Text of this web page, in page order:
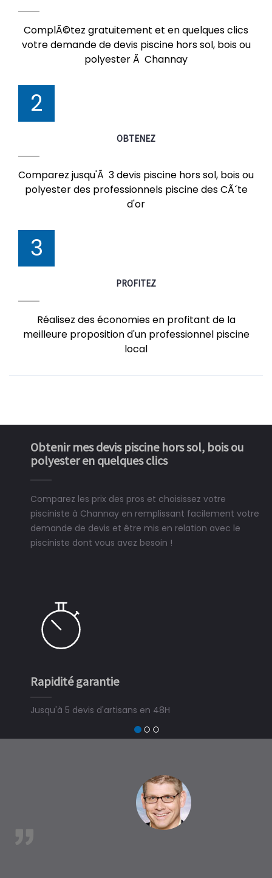
ComplÃ©tez gratuitement et en quelques clics
votre demande de devis piscine hors sol, bois ou
polyester Ã Channay
2
OBTENEZ
Comparez jusqu'Ã 3 devis piscine hors sol, bois ou
polyester des professionnels piscine des CÃ´te
d'or
3
PROFITEZ
Réalisez des économies en profitant de la
meilleure proposition d'un professionnel piscine
local
Obtenir mes devis piscine hors sol, bois ou
polyester en quelques clics
Comparez les prix des pros et choisissez votre
pisciniste à Channay en remplissant facilement votre
demande de devis et être mis en relation avec le
pisciniste dont vous avez besoin !
garantie
5 devis d'artisans en 48H
trouver un